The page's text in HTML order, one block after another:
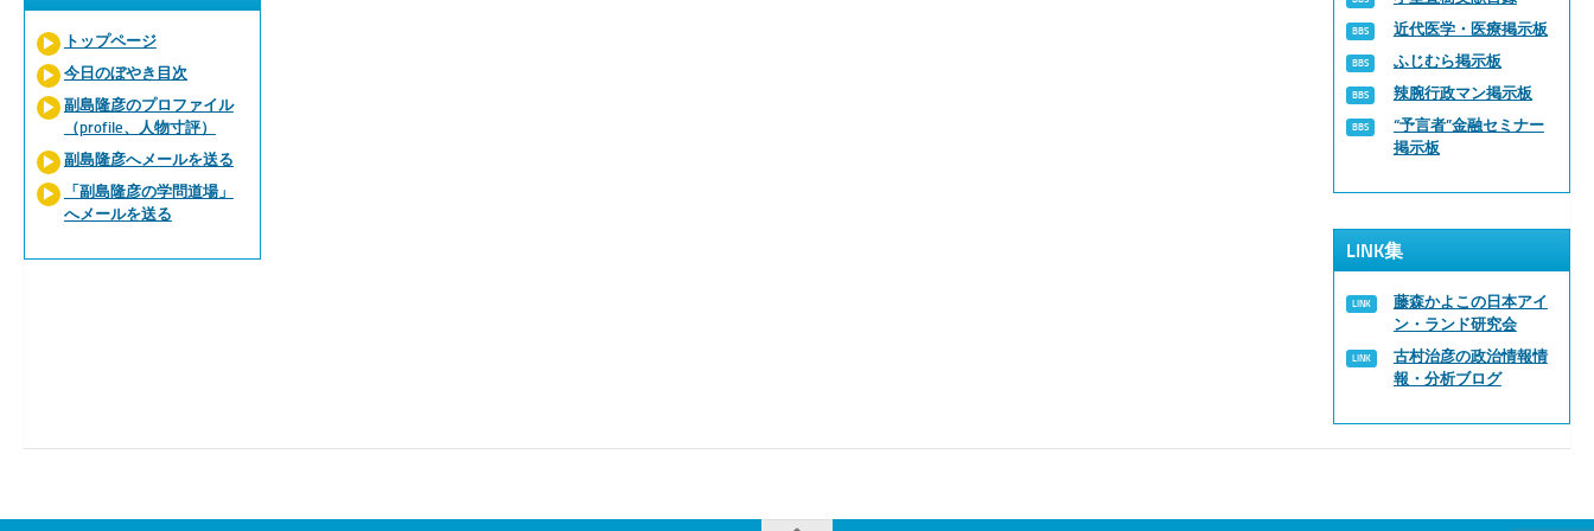
トップページ
今日のぼやき目次
副島隆彦のプロファイル
（profile、人物寸評）
副島隆彦へメールを送る
「副島隆彦の学問道場」
へメールを送る
近代医学・医療掲示板
ふじむら掲示板
辣腕行政マン掲示板
“予言者”金融セミナー
掲示板
LINK集
藤森かよこの日本アイ
ン・ランド研究会
古村治彦の政治情報情
報・分析ブログ